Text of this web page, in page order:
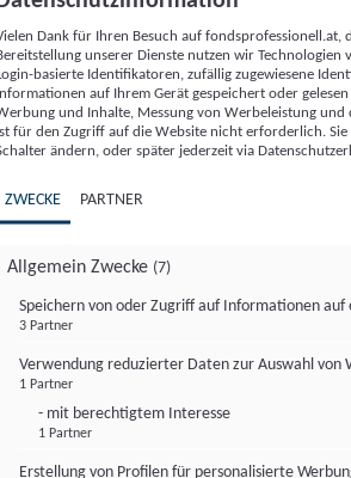
Inhalten sowie Zielgruppenforschung.
ähnliche Online-Kennungen (z. B. login-
generierte Kennungen,
können zusammen mit anderen
und Browserinformationen,
unterstützte Technologien usw.) auf
oder von dort ausgelesen werden, um es
wenn es eine App oder einer Webseite
einen oder mehrere der hier aufgeführten
Dank für Ihren Besuch auf
unserer Dienste nutzen wir Technologien
basierte Identifikatoren, zufällig zugewiesene
auf Ihrem Gerät gespeichert oder
und Inhalte, Messung von Werbeleistung
für den Zugriff auf die Website nicht erforderlich.
ändern, oder später jederzeit via
ZWECKE PARTNER
Allgemein Zwecke (7)
Speichern von oder Zugriff auf Informationen auf
3 Partner
Verwendung reduzierter Daten zur Auswahl von
1 Partner
- mit berechtigtem Interesse
1 Partner
Erstellung von Profilen für personalisierte